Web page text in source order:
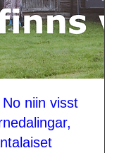
niin visst